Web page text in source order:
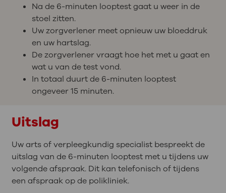
Na de 6-minuten looptest gaat u weer in de
stoel zitten.
Uw zorgverlener meet opnieuw uw bloeddruk
en uw hartslag.
De zorgverlener vraagt hoe het met u gaat en
wat u van de test vond.
In totaal duurt de 6-minuten looptest
ongeveer 15 minuten.
Uitslag
Uw arts of verpleegkundig specialist bespreekt de
uitslag van de 6-minuten looptest met u tijdens uw
volgende afspraak. Dit kan telefonisch of tijdens
een afspraak op de polikliniek.